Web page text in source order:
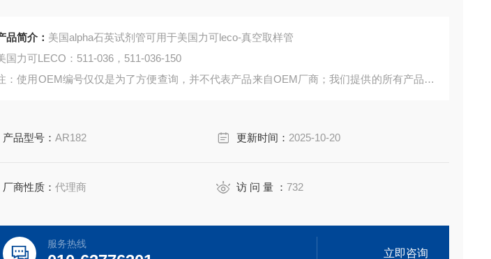
品简介： 美国alpha石英试剂管可用于美国力可leco-真空取样管
国力可LECO：511-036，511-036-150
：使用OEM编号仅仅是为了方便查询，并不代表产品来自OEM厂商；我们提供的所有产品都
产品型号：AR182 更新时间： 2025-10-20
厂商性质：代理商 访 问 量 ： 732
服务热线
立即咨询